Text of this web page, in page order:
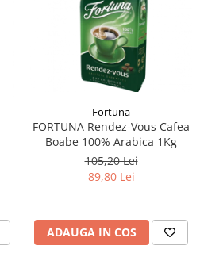
Fortuna
FORTUNA Rendez-Vous Cafea
Boabe 100% Arabica 1Kg
105,20 Lei
89,80 Lei
ADAUGA IN COS